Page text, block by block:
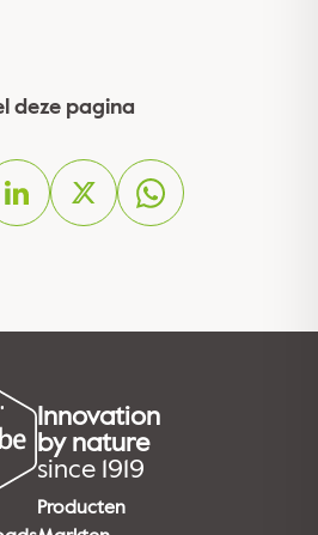
deze pagina
Innovation
by nature
since 1919
Producten